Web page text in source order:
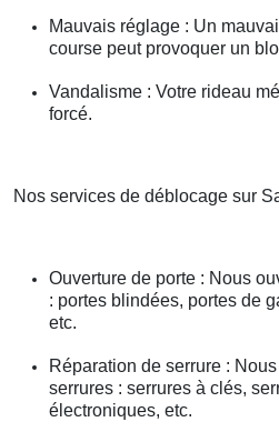
Mauvais réglage : Un
course peut provoquer un
Vandalisme : Votre rideau
forcé.
Nos services de déblocage sur
Ouverture de porte : Nous
: portes blindées, portes de
etc.
Réparation de serrure :
serrures : serrures à clés,
électroniques, etc.